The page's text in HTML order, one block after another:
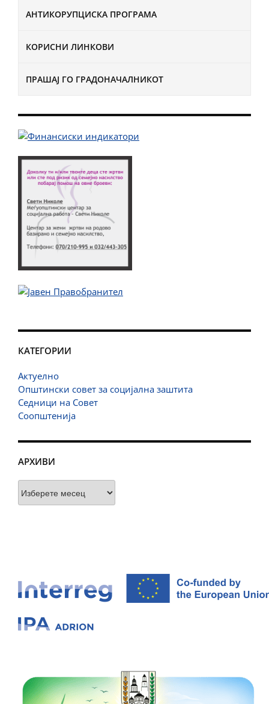
АНТИКОРУПЦИСКА ПРОГРАМА
КОРИСНИ ЛИНКОВИ
ПРАШАЈ ГО ГРАДОНАЧАЛНИКОТ
КАТЕГОРИИ
Актуелно
Општински совет за социјална заштита
Седници на Совет
Соопштенија
АРХИВИ